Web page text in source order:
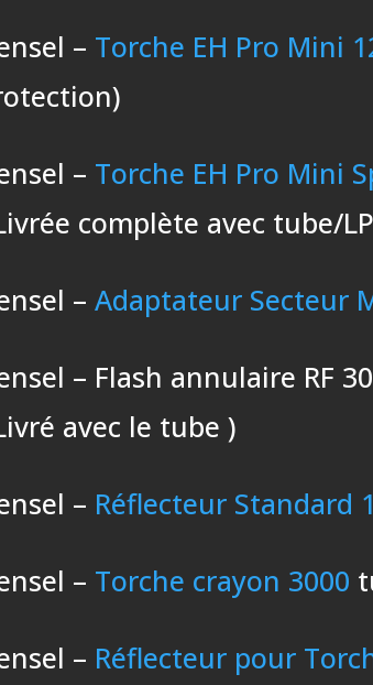
– Torche EH Pro Mini
– Torche EH Pro Mini
complète avec tube/
–Adaptateur Secteur
– Flash annulaire RF
avec le tube )
– Réflecteur Standard
– Torche crayon 3000
– Réflecteur pour